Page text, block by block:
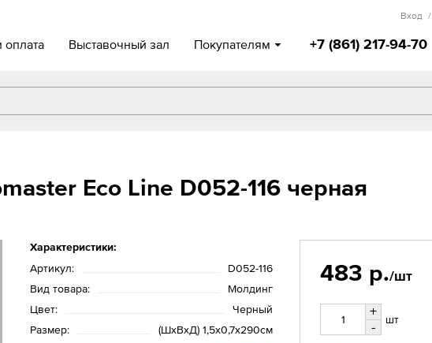
оплата Выставочный зал Покупателям +7 (861) 217-94-70
Вход /
Eco Line D052-116 черная
Характеристики:
Артикул:
D052-116
Вид товара:
Молдинг
Цвет:
Черный
Размер:
(ШхВхД) 1,5х0,7х290см
483 р./шт
+
-
шт